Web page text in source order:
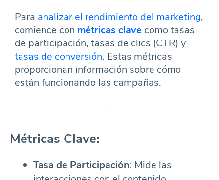
Para analizar el rendimiento del marketing,
comience con métricas clave como tasas
de participación, tasas de clics (CTR) y
tasas de conversión. Estas métricas
proporcionan información sobre cómo
están funcionando las campañas.
Métricas Clave:
Tasa de Participación: Mide las